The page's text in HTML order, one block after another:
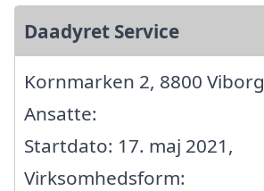
Daadyret Service
Kornmarken 2, 8800 Viborg
Ansatte:
Startdato: 17. maj 2021,
Virksomhedsform: